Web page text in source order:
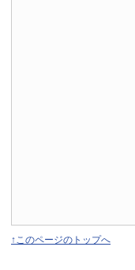
↑このページのトップへ